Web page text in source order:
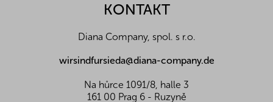
Wir importieren alle unsere Produkte direkt aus den
und des fairen Umgangs mit unseren Lieferanten sind
wir oft in der Lage, exklusive Vertretungen direkt von
Landwirten und Anbauern der besten Nüsse und
Früchte aus der ganzen Welt zu erhalten. Aus diesem
Grund liefern wir die besten Waren für Sie und Ihre
KONTAKT
Diana Company, spol. s r.o.
wirsindfursieda@diana-company.de
Na hůrce 1091/8, halle 3
161 00 Prag 6 - Ruzyně